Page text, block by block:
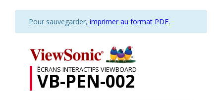
Pour sauvegarder, imprimer au format PDF.
ÉCRANS INTERACTIFS VIEWBOARD
VB-PEN-002